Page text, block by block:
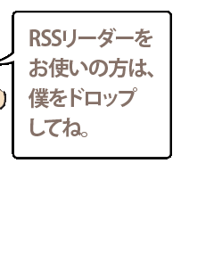
ど
、やさしく気持ちよい鍼灸治療で